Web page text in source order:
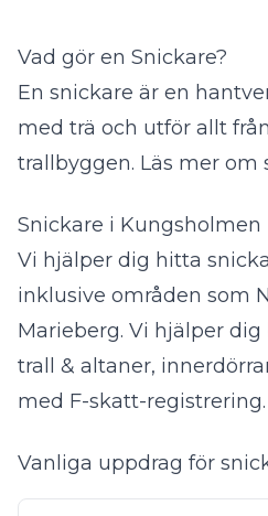
Vad gör en Snickare?
En snickare är en
med trä och utför allt
trallbyggen. Läs mer om
Snickare i Kungsholmen
Vi hjälper dig hitta
inklusive områden som
Marieberg. Vi hjälper
trall & altaner,
med F-skatt-registrering.
Vanliga uppdrag för